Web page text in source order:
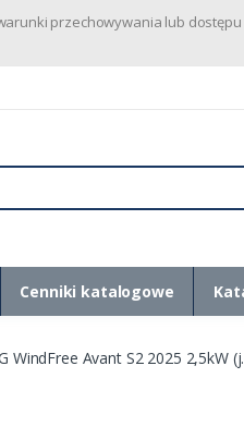
przechowywania lub
Cenniki katalogowe
WindFree Avant S2 2025 2,5kW